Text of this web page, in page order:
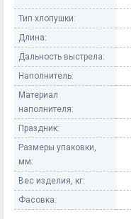
Тип хлопушки:
Длина:
Дальность выстрела:
Наполнитель:
Материал
наполнителя:
Праздник:
Размеры упаковки,
мм:
Вес изделия, кг:
Фасовка: